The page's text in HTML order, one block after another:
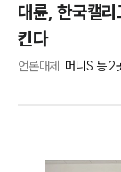
대륜, 한국캘
킨다
언론매체 머니S 등 2